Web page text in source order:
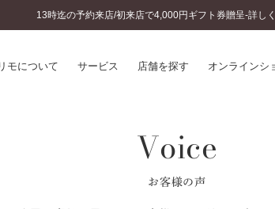
13時迄の予約来店/初来店で4,000円ギフト券贈呈-詳し
モについて サービス 店舗を探す オンラインシ
婚約指輪とは
結婚指輪とは
セットリングとは
Voice
お客様の声